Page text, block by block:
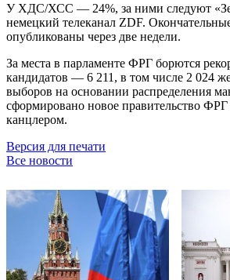
У ХДС/ХСС — 24%, за ними следуют
немецкий телеканал ZDF.
опубликованы через две недели.
За места в парламенте ФРГ борются
кандидатов — 6 211, в том числе 2 024
выборов на основании распределения
сформировано новое правительство
канцлером.
Версия для печати
Все новости